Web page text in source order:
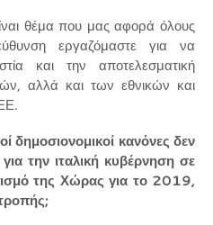
θέμα που μας αφορά όλους
εργαζόμαστε για να
και την αποτελεσματική
αλλά και των εθνικών και
δημοσιονομικοί κανόνες δεν
την ιταλική κυβέρνηση σε
της Χώρας για το 2019,